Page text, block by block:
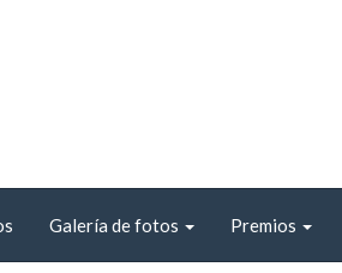
Galería de fotos Premios